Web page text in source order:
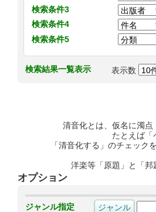
検索条件3
検索条件4
検索条件5
検索結果一覧表示 表示数
清音化とは、仮名に濁
たとえば「
「清音化する」のチェッ
洋楽等「原題」と「
オプション
ジャンル指定